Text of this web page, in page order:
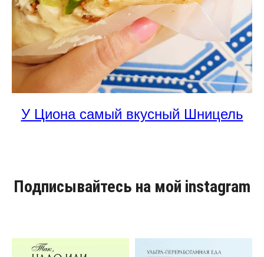
У Циона самый вкусный Шницель
Подписывайтесь на мой instagram